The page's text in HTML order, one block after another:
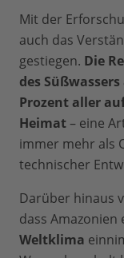
Mit der
auch das
gestiegen. Die
des
Prozent aller
Heimat– eine
immer mehr als
technischer
Darüber hinaus
dass Amazonien
Weltklima